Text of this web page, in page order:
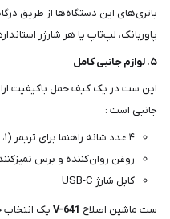
پاوربانک، لپ‌تاپ یا هر شارژر
۵. لوازم جانبی کامل
این ست در یک کیف حمل باکیفیت
جانبی است :
۴ عدد شانه راهنما برای تریمر (۱، ۳، ۵ و ۷ میلی‌متر)
روغن روان‌کننده و برس
کابل شارژ USB-C
ست ماشین اصلاح V-641 یک انتخاب